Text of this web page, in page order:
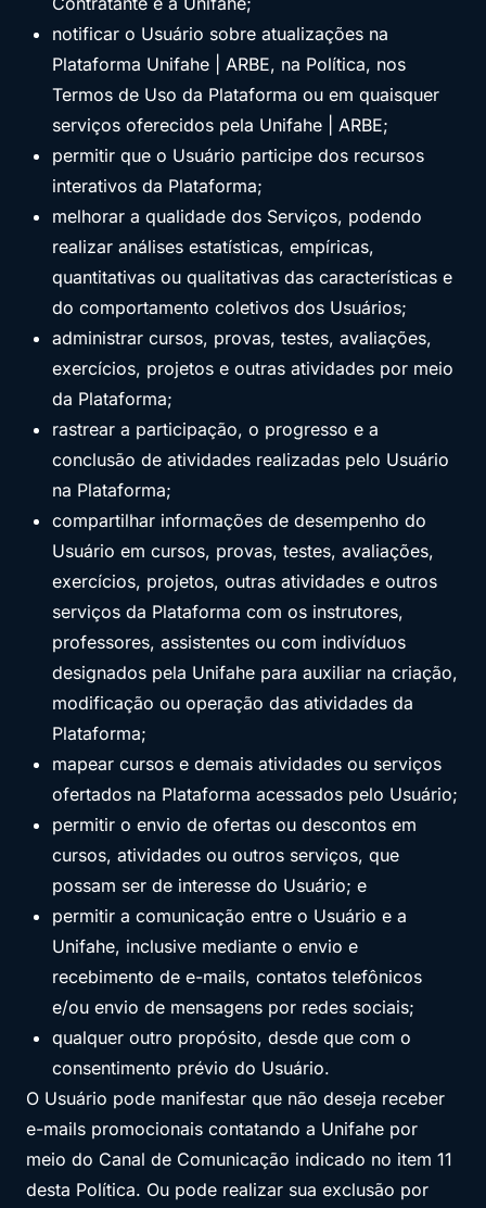
notificar o Usuário sobre atualizações na
Plataforma Unifahe | ARBE, na Política, nos
Termos de Uso da Plataforma ou em quaisquer
serviços oferecidos pela Unifahe | ARBE;
permitir que o Usuário participe dos recursos
interativos da Plataforma;
melhorar a qualidade dos Serviços, podendo
realizar análises estatísticas, empíricas,
quantitativas ou qualitativas das características e
do comportamento coletivos dos Usuários;
administrar cursos, provas, testes, avaliações,
exercícios, projetos e outras atividades por meio
da Plataforma;
rastrear a participação, o progresso e a
conclusão de atividades realizadas pelo Usuário
na Plataforma;
compartilhar informações de desempenho do
Usuário em cursos, provas, testes, avaliações,
exercícios, projetos, outras atividades e outros
serviços da Plataforma com os instrutores,
professores, assistentes ou com indivíduos
designados pela Unifahe para auxiliar na criação,
modificação ou operação das atividades da
Plataforma;
mapear cursos e demais atividades ou serviços
ofertados na Plataforma acessados pelo Usuário;
permitir o envio de ofertas ou descontos em
cursos, atividades ou outros serviços, que
possam ser de interesse do Usuário; e
permitir a comunicação entre o Usuário e a
Unifahe, inclusive mediante o envio e
recebimento de e-mails, contatos telefônicos
e/ou envio de mensagens por redes sociais;
qualquer outro propósito, desde que com o
consentimento prévio do Usuário.
O Usuário pode manifestar que não deseja receber
e-mails promocionais contatando a Unifahe por
meio do Canal de Comunicação indicado no item 11
desta Política. Ou pode realizar sua exclusão por